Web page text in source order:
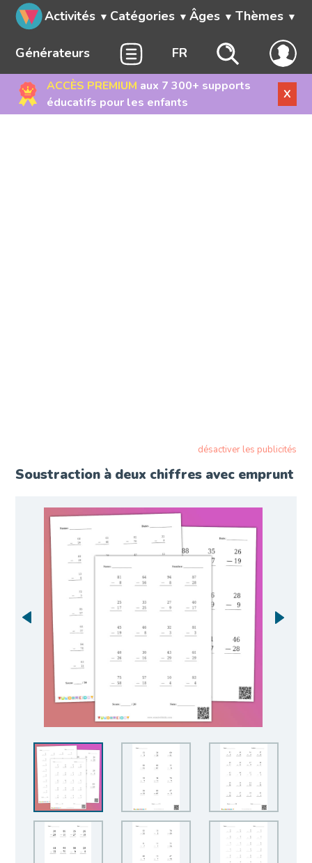
Activités Catégories Âges Thèmes
Générateurs FR
ACCÈS PREMIUM aux 7 300+ supports
éducatifs pour les enfants
X
désactiver les publicités
Soustraction à deux chiffres avec emprunt